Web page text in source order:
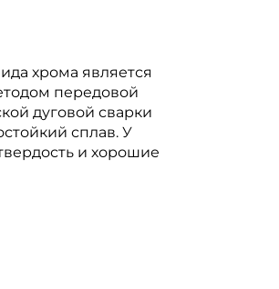
хрома является
передовой
дуговой сварки
сплав. У
и хорошие